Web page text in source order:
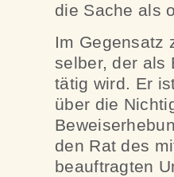
die Sache als
Im Gegensatz
selber, der als
tätig wird. Er
über die
den Rat des
beauftragten